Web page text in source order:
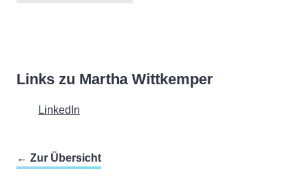
Links zu Martha Wittkemper
LinkedIn
← Zur Übersicht